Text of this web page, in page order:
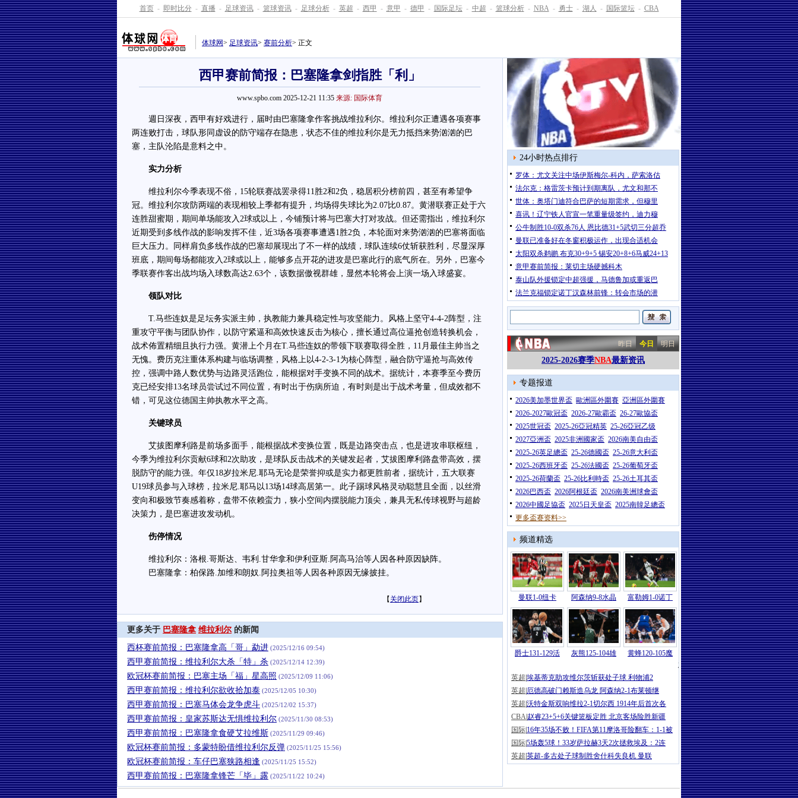
首页 - 即时比分 - 直播 - 足球资讯 - 篮球资讯 - 足球分析 - 英超 - 西甲 - 意甲 - 德甲 - 国际足坛 - 中超 - 篮球分析 - NBA - 勇士 - 湖人 - 国际篮坛 - CBA
体球网> 足球资讯> 赛前分析> 正文
西甲赛前简报：巴塞隆拿剑指胜「利」
www.spbo.com 2025-12-21 11:35 来源: 国际体育
週日深夜，西甲有好戏进行，届时由巴塞隆拿作客挑战维拉利尔。维拉利尔正遭遇各项赛事
两连败打击，球队形同虚设的防守端存在隐患，状态不佳的维拉利尔是无力抵挡来势汹汹的巴
塞，主队沦陷是意料之中。
实力分析
维拉利尔今季表现不俗，15轮联赛战罢录得11胜2和2负，稳居积分榜前四，甚至有希望争
冠。维拉利尔攻防两端的表现相较上季都有提升，均场得失球比为2.07比0.87。黄潜联赛正处于六
连胜甜蜜期，期间单场能攻入2球或以上，今铺预计将与巴塞大打对攻战。但还需指出，维拉利尔
近期受到多线作战的影响发挥不佳，近3场各项赛事遭遇1胜2负，本轮面对来势汹汹的巴塞将面临
巨大压力。同样肩负多线作战的巴塞却展现出了不一样的战绩，球队连续6仗斩获胜利，尽显深厚
班底，期间每场都能攻入2球或以上，能够多点开花的进攻是巴塞此行的底气所在。另外，巴塞今
季联赛作客出战均场入球数高达2.63个，该数据傲视群雄，显然本轮将会上演一场入球盛宴。
领队对比
T.马些连奴是足坛务实派主帅，执教能力兼具稳定性与攻坚能力。风格上坚守4-4-2阵型，注
重攻守平衡与团队协作，以防守紧逼和高效快速反击为核心，擅长通过高位逼抢创造转换机会，
战术佈置精细且执行力强。黄潜上个月在T.马些连奴的带领下联赛取得全胜，11月最佳主帅当之
无愧。费历克注重体系构建与临场调整，风格上以4-2-3-1为核心阵型，融合防守逼抢与高效传
控，强调中路人数优势与边路灵活跑位，能根据对手变换不同的战术。据统计，本赛季至今费历
克已经安排13名球员尝试过不同位置，有时出于伤病所迫，有时则是出于战术考量，但成效都不
错，可见这位德国主帅执教水平之高。
关键球员
艾拔图摩利路是前场多面手，能根据战术变换位置，既是边路突击点，也是进攻串联枢纽，
今季为维拉利尔贡献6球和2次助攻，是球队反击战术的关键发起者，艾拔图摩利路盘带高效，摆
脱防守的能力强。年仅18岁拉米尼.耶马无论是荣誉抑或是实力都更胜前者，据统计，五大联赛
U19球员参与入球榜，拉米尼.耶马以13场14球高居第一。此子踢球风格灵动聪慧且全面，以丝滑
变向和极致节奏感着称，盘带不依赖蛮力，狭小空间内摆脱能力顶尖，兼具无私传球视野与超龄
决策力，是巴塞进攻发动机。
伤停情况
维拉利尔：洛根.哥斯达、韦利.甘华拿和伊利亚斯.阿高马治等人因各种原因缺阵。
巴塞隆拿：柏保路.加维和朗奴.阿拉奥祖等人因各种原因无缘披挂。
【 关闭此页】
更多关于 巴塞隆拿 维拉利尔的新闻
西杯赛前简报：巴塞隆拿高「哥」勐进 (2025/12/16 09:54)
西甲赛前简报：维拉利尔大杀「特」杀 (2025/12/14 12:39)
欧冠杯赛前简报：巴塞主场「福」星高照 (2025/12/09 11:06)
西甲赛前简报：维拉利尔欲收拾加泰 (2025/12/05 10:30)
西甲赛前简报：巴塞马体会龙争虎斗 (2025/12/02 15:37)
西甲赛前简报：皇家苏斯达无惧维拉利尔 (2025/11/30 08:53)
西甲赛前简报：巴塞隆拿食硬艾拉维斯 (2025/11/29 09:46)
欧冠杯赛前简报：多蒙特盼借维拉利尔反弹 (2025/11/25 15:56)
欧冠杯赛前简报：车仔巴塞狭路相逢 (2025/11/25 15:52)
西甲赛前简报：巴塞隆拿锋芒「毕」露 (2025/11/22 10:24)
24小时热点排行
罗体：尤文关注中场伊斯梅尔-科内，萨索洛估
法尔克：格雷茨卡预计到期离队，尤文和那不
世体：奥塔门迪符合巴萨的短期需求，但穆里
喜讯！辽宁铁人官宣一笔重量级签约，迪力穆
公牛制胜10-0双杀76人 恩比德31+5武切三分超乔
曼联已准备好在冬窗积极运作，出现合适机会
太阳双杀鹈鹕 布克30+9+5 锡安20+8+6马威24+13
意甲赛前简报：莱切主场硬撼科木
泰山队外援锁定中超强援，马德鲁加或重返巴
法兰克福锁定诺丁汉森林前锋：转会市场的潜
昨日 今日 明日
2025-2026赛季NBA最新资讯
专题报道
2026美加墨世界盃 歐洲區外圍賽 亞洲區外圍賽
2026-2027歐冠盃 2026-27歐霸盃 26-27歐協盃
2025世冠盃 2025-26亞冠精英 25-26亞冠乙级
2027亞洲盃 2025非洲國家盃 2026南美自由盃
2025-26英足總盃 25-26德國盃 25-26意大利盃
2025-26西班牙盃 25-26法國盃 25-26葡萄牙盃
2025-26荷蘭盃 25-26比利時盃 25-26土耳其盃
2026巴西盃 2026阿根廷盃 2026南美洲球會盃
2026中國足協盃 2025日天皇盃 2025南韓足總盃
更多盃赛资料>>
频道精选
曼联1-0纽卡 阿森纳9-8水晶 富勒姆1-0诺丁
爵士131-129活 灰熊125-104雄
黄蜂120-105魔
意甲|卡卢卢破门伊尔迪兹建功 尤文2-
英超 埃基蒂克助攻维尔茨斩获处子球 利物浦2
英超 厄德高破门赖斯造乌龙 阿森纳2-1布莱顿继
英超 沃特金斯双响维拉2-1切尔西 1914年后首次各
CBA 赵睿23+5+6关键篮板定胜 北京客场险胜新疆
国际 16年35场不败！FIFA第11摩洛哥险翻车：1-1被
国际5场轰5球！33岁萨拉赫3天2次拯救埃及：2连
英超 英超-多古处子球制胜舍什科失良机 曼联